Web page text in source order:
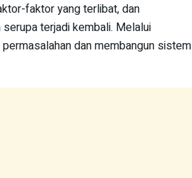
faktor yang terlibat, dan
terjadi kembali. Melalui
dan membangun sistem